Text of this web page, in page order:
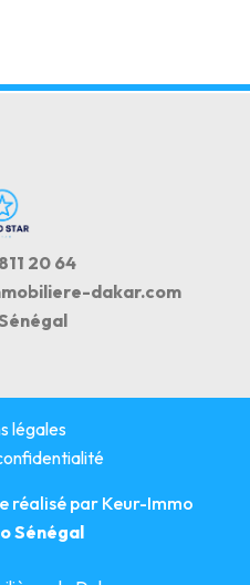
20 64
dakar.com
légales
réalisé par Keur-Immo
Sénégal